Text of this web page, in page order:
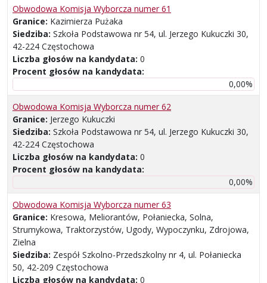
Obwodowa Komisja Wyborcza numer 61
Granice: Kazimierza Pużaka
Siedziba: Szkoła Podstawowa nr 54, ul. Jerzego Kukuczki 30,
42-224 Częstochowa
Liczba głosów na kandydata: 0
Procent głosów na kandydata:
0,00%
Obwodowa Komisja Wyborcza numer 62
Granice: Jerzego Kukuczki
Siedziba: Szkoła Podstawowa nr 54, ul. Jerzego Kukuczki 30,
42-224 Częstochowa
Liczba głosów na kandydata: 0
Procent głosów na kandydata:
0,00%
Obwodowa Komisja Wyborcza numer 63
Granice: Kresowa, Meliorantów, Połaniecka, Solna,
Strumykowa, Traktorzystów, Ugody, Wypoczynku, Zdrojowa,
Zielna
Siedziba: Zespół Szkolno-Przedszkolny nr 4, ul. Połaniecka
50, 42-209 Częstochowa
Liczba głosów na kandydata: 0